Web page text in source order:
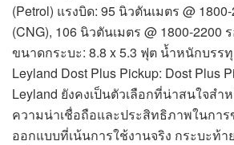
(Petrol) แรงบิด: 95 นิวตันเมตร @
(CNG), 106 นิวตันเมตร @ 1800-2200
ขนาดกระบะ: 8.8 x 5.3 ฟุต น้ำหนักบรร
Leyland Dost Plus Pickup: Dost Plus
Leyland ยังคงเป็นตัวเลือกที่น่าสนใจสำ
ความน่าเชื่อถือและประสิทธิภาพในกา
ออกแบบที่เน้นการใช้งานจริง กระบะท้า